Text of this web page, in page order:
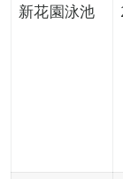
新花園泳池